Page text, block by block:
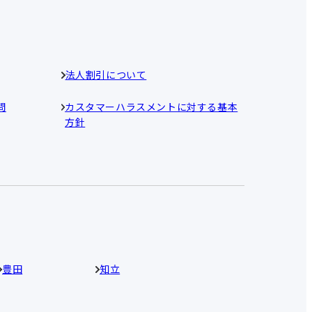
法人割引について
カスタマーハラスメントに対する基本
方針
豊田 知立